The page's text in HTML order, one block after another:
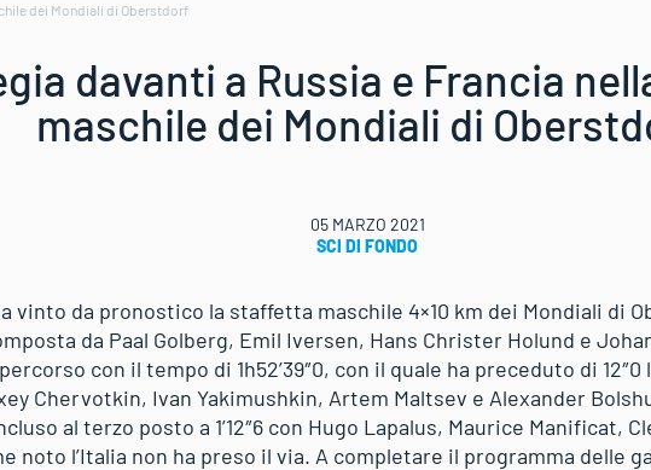
dei Mondiali di Oberstdorf
davanti a Russia e Francia
maschile dei Mondiali di
05 MARZO 2021
SCI DI FONDO
vinto da pronostico la staffetta maschile 4×10 km dei Mondiali di
da Paal Golberg, Emil Iversen, Hans Christer Holund e
con il tempo di 1h52’39″0, con il quale ha preceduto di 12″0
Chervotkin, Ivan Yakimushkin, Artem Maltsev e Alexander
al terzo posto a 1’12″6 con Hugo Lapalus, Maurice Manificat,
noto l’Italia non ha preso il via. A completare il programma delle